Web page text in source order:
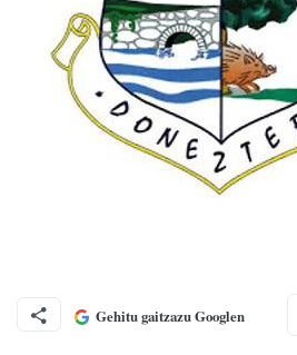
Gehitu gaitzazu Googlen